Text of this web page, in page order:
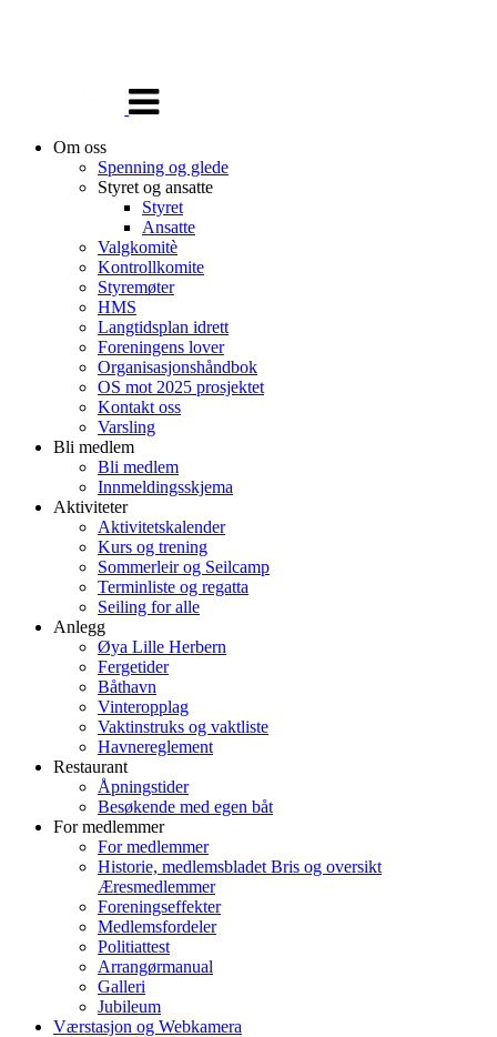
navigasjon
Om oss
Spenning og glede
Styret og ansatte
Styret
Ansatte
Valgkomitè
Kontrollkomite
Styremøter
HMS
Langtidsplan idrett
Foreningens lover
Organisasjonshåndbok
OS mot 2025 prosjektet
Kontakt oss
Varsling
Bli medlem
Bli medlem
Innmeldingsskjema
Aktiviteter
Aktivitetskalender
Kurs og trening
Sommerleir og Seilcamp
Terminliste og regatta
Seiling for alle
Anlegg
Øya Lille Herbern
Fergetider
Båthavn
Vinteropplag
Vaktinstruks og vaktliste
Havnereglement
Restaurant
Åpningstider
Besøkende med egen båt
For medlemmer
For medlemmer
Historie, medlemsbladet Bris og oversikt
Æresmedlemmer
Foreningseffekter
Medlemsfordeler
Politiattest
Arrangørmanual
Galleri
Jubileum
Værstasjon og Webkamera